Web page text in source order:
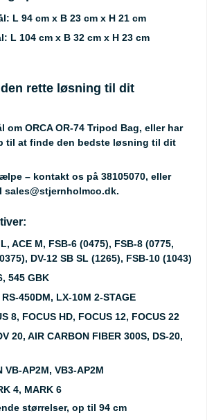
: L 94 cm x B 23 cm x H 21 cm
: L 104 cm x B 32 cm x H 23 cm
rette løsning til dit
om ORCA OR-74 Tripod Bag, eller har
til at finde den bedste løsning til dit
– kontakt os på 38105070, eller
sales@stjernholmco.dk.
ACE M, FSB-6 (0475), FSB-8 (0775,
DV-12 SB SL (1265), FSB-10 (1043)
545 GBK
450DM, LX-10M 2-STAGE
8, FOCUS HD, FOCUS 12, FOCUS 22
20, AIR CARBON FIBER 300S, DS-20,
VB-AP2M, VB3-AP2M
4, MARK 6
størrelser, op til 94 cm